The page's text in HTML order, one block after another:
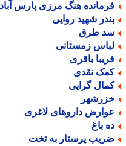
هنگ مرزی پارس آباد
شهید روایی
طرق
زمستانی
باقری
نقدی
گرایی
داروهای لاغری
باغ
پرستار به تخت